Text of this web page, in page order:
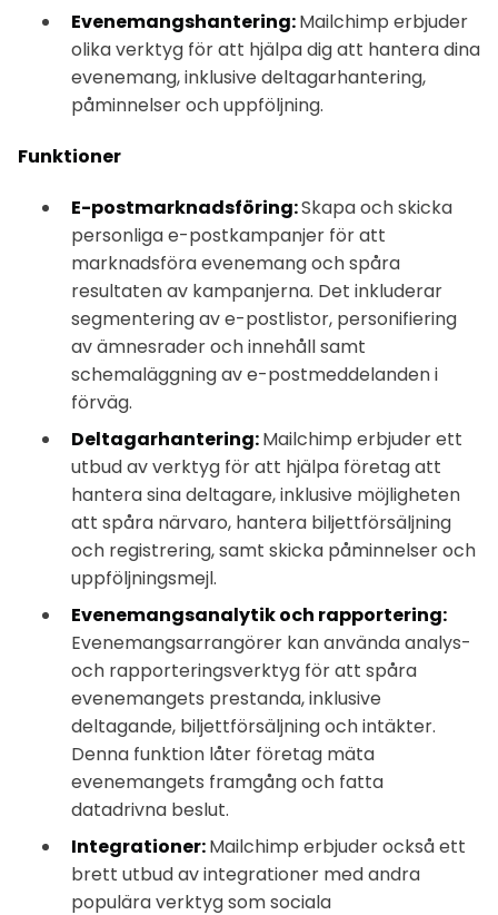
Evenemangshantering:Mailchimp erbjuder
olika verktyg för att hjälpa dig att hantera dina
evenemang, inklusive deltagarhantering,
påminnelser och uppföljning.
Funktioner
E-postmarknadsföring:Skapa och skicka
personliga e-postkampanjer för att
marknadsföra evenemang och spåra
resultaten av kampanjerna. Det inkluderar
segmentering av e-postlistor, personifiering
av ämnesrader och innehåll samt
schemaläggning av e-postmeddelanden i
förväg.
Deltagarhantering:Mailchimp erbjuder ett
utbud av verktyg för att hjälpa företag att
hantera sina deltagare, inklusive möjligheten
att spåra närvaro, hantera biljettförsäljning
och registrering, samt skicka påminnelser och
uppföljningsmejl.
Evenemangsanalytik och rapportering:
Evenemangsarrangörer kan använda analys-
och rapporteringsverktyg för att spåra
evenemangets prestanda, inklusive
deltagande, biljettförsäljning och intäkter.
Denna funktion låter företag mäta
evenemangets framgång och fatta
datadrivna beslut.
Integrationer:Mailchimp erbjuder också ett
brett utbud av integrationer med andra
populära verktyg som sociala